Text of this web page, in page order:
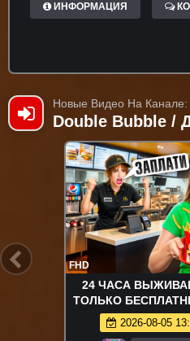
ИНФОРМАЦИЯ
Новые Видео На Канале:
Double Bubble /
FHD
24 ЧАСА
ТОЛЬКО
2026-08-05